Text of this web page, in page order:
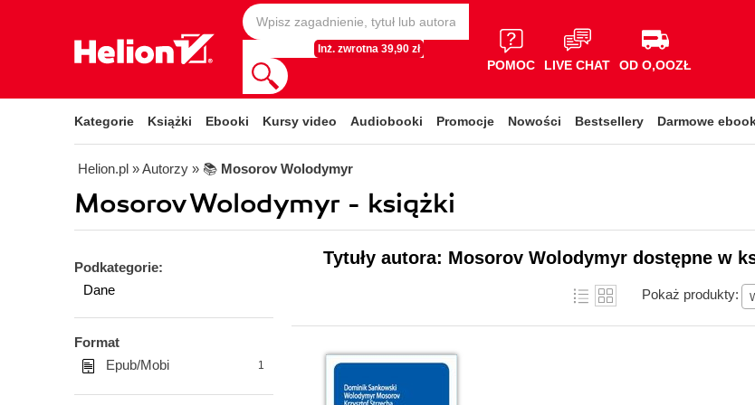
Inż. zwrotna 39,90 zł
POMOC LIVE CHAT OD O,OOZŁ
Kategorie Książki Ebooki Kursy video Audiobooki Promocje Nowości Bestsellery Darmowe
Helion.pl » Autorzy » 📚 Mosorov Wolodymyr
Mosorov Wolodymyr - książki
Podkategorie:
Dane
Format
Epub/Mobi
1
Tytuły autora: Mosorov Wolodymyr dostępne w
Pokaż produkty: